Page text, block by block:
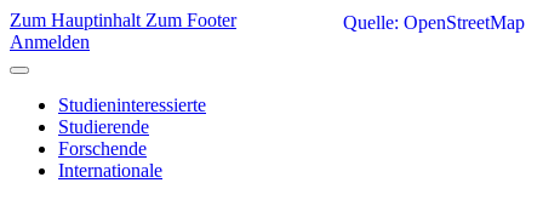
Zum Hauptinhalt Zum Footer
Anmelden
Studieninteressierte
Studierende
Forschende
Internationale
Quelle: OpenStreetMap